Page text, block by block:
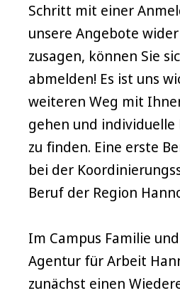
Schritt mit einer
unsere Angebote
zusagen, können Sie
abmelden! Es ist uns
weiteren Weg mit
gehen und individuelle
zu finden. Eine erste
bei der
Beruf der Region
Im Campus Familie
Agentur für Arbeit
zunächst einen